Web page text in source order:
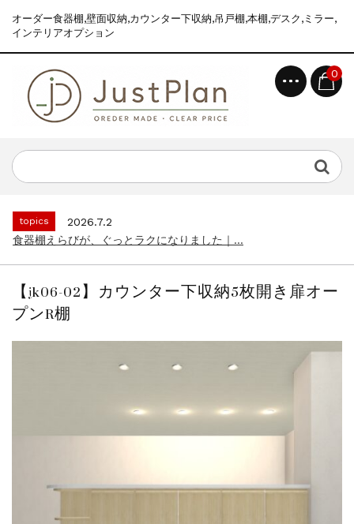
オーダー食器棚,壁面収納,カウンター下収納,吊戸棚,本棚,デスク,ミラー,
インテリアオプション
0
食器棚えらびが、ぐっとラクになりました｜...
news
2026.8.6
topics
2026.7.2
食器棚えらびが、ぐっとラクになりました｜...
topics
2026.7.2
食器棚えらびが、ぐっとラクになりました｜...
【jk06-02】カウンター下収納5枚開き扉オー
プンR棚